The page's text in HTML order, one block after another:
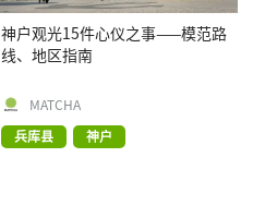
神户观光15件心仪之事——模范路
线、地区指南
MATCHA
兵库县
神户